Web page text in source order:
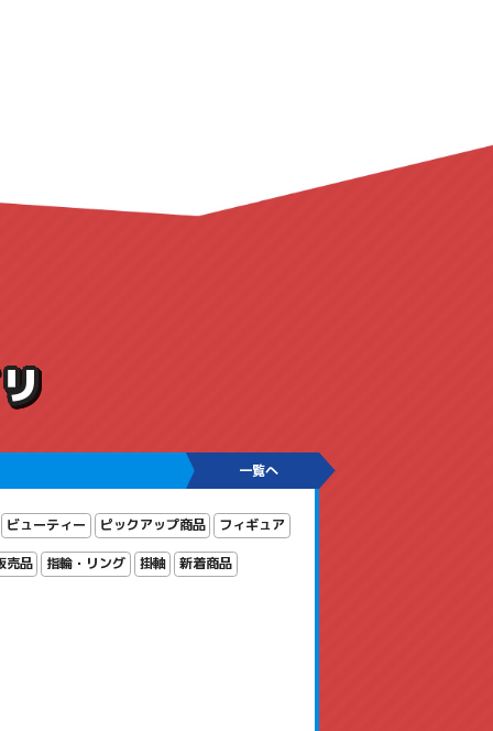
一覧へ
ビューティー ピックアップ商品 フィギュア
売品 指輪・リング 掛軸 新着商品